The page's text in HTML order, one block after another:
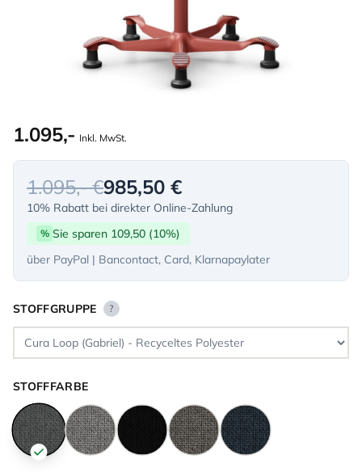
1.095,- Inkl. MwSt.
1.095,- €985,50 €
10% Rabatt bei direkter Online-Zahlung
% Sie sparen 109,50 (10%)
über PayPal | Bancontact, Card, Klarnapaylater
STOFFGRUPPE ?
STOFFFARBE